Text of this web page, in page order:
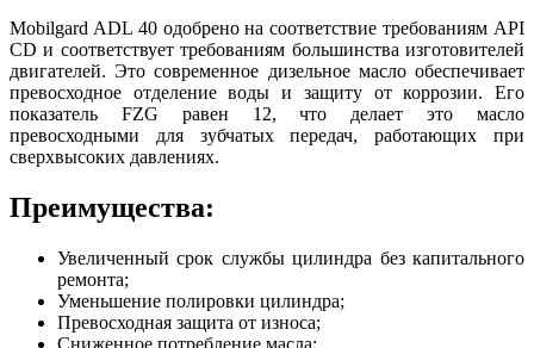
Mobilgard ADL 40 одобрено на соответствие требованиям API
CD и соответствует требованиям большинства изготовителей
двигателей. Это современное дизельное масло обеспечивает
превосходное отделение воды и защиту от коррозии. Его
показатель FZG равен 12, что делает это масло
превосходными для зубчатых передач, работающих при
сверхвысоких давлениях.
Преимущества:
Увеличенный срок службы цилиндра без капитального
ремонта;
Уменьшение полировки цилиндра;
Превосходная защита от износа;